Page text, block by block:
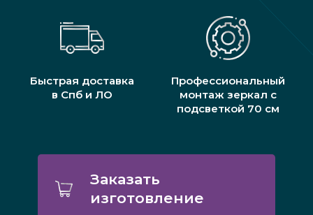
Быстрая доставка
в Спб и ЛО
Профессиональный
монтаж зеркал с
подсветкой 70 см
Заказать
изготовление